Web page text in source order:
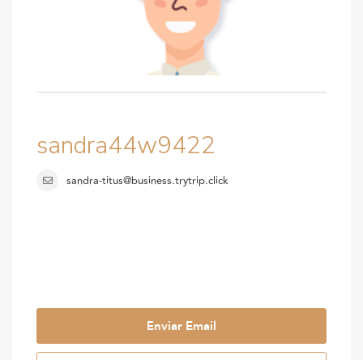
sandra44w9422
sandra-titus@business.trytrip.click
Enviar Email